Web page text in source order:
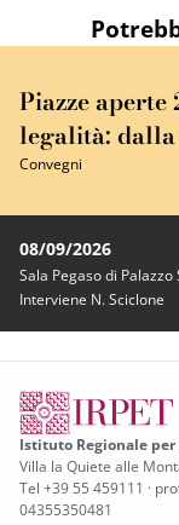
Piazze
legalità: dalla
Convegni
08/09/2026
Sala Pegaso di
Interviene N. Sciclone
Istituto Regionale per
Villa la Quiete alle
Tel +39 55 459111 ·
04355350481